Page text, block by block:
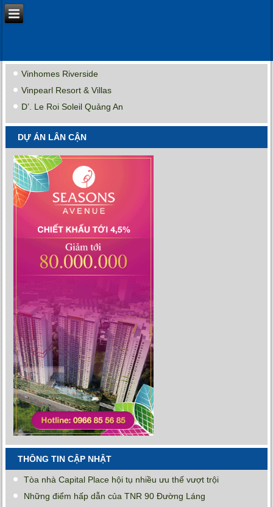
Vinhomes Riverside
Vinpearl Resort & Villas
D’. Le Roi Soleil Quảng An
DỰ ÁN LÂN CẬN
THÔNG TIN CẬP NHẬT
Tòa nhà Capital Place hội tụ nhiều ưu thế vượt trội
Những điểm hấp dẫn của TNR 90 Đường Láng